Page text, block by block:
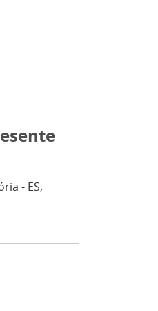
- ES,